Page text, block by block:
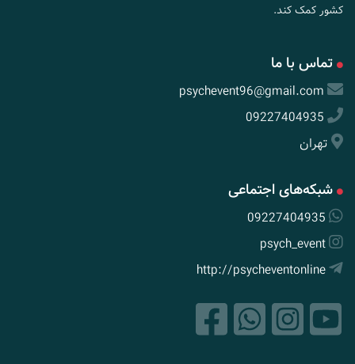
کشور کمک کند.
تماس با ما
psychevent96@gmail.com
09227404935
تهران
شبکه‌های اجتماعی
09227404935
psych_event
http://psycheventonline